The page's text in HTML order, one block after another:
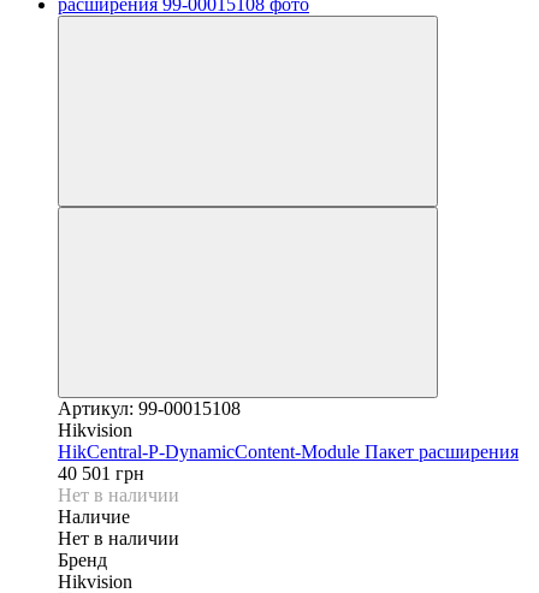
Артикул: 99-00015108
Hikvision
HikCentral-P-DynamicContent-Module Пакет расширения
40 501 грн
Нет в наличии
Наличие
Нет в наличии
Бренд
Hikvision